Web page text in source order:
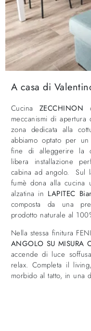
A casa di
Cucina ZECCHINON
meccanismi di
zona dedicata alla
abbiamo optato per
fine di alleggerire la
libera installazione
cabina ad angolo. Sul
fumè dona alla cucina
alzatina in LAPITEC
composta da una
prodotto naturale al
Nella stessa finitura
ANGOLO SU MISURA
accende di luce
relax. Completa il
morbido al tatto, in una